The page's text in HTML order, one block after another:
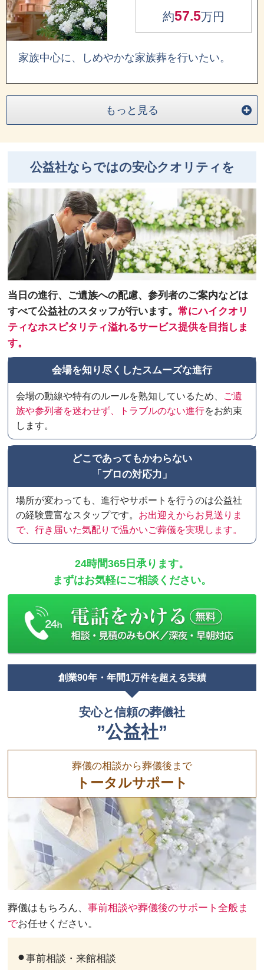
約57.5万円
家族中心に、しめやかな家族葬を行いたい。
もっと見る
公益社ならではの安心クオリティを
当日の進行、ご遺族への配慮、参列者のご案内などは
すべて公益社のスタッフが行います。常にハイクオリ
ティなホスピタリティ溢れるサービス提供を目指しま
す。
会場を知り尽くしたスムーズな進行
会場の動線や特有のルールを熟知しているため、
ご遺
族や参列者を迷わせず、トラブルのない進行をお約束
します。
どこであってもかわらない
「プロの対応力」
場所が変わっても、進行やサポートを行うのは公益社
の経験豊富なスタップです。 お出迎えからお見送りま
で、行き届いた気配りで温かいご葬儀を実現します。
24時間365日承ります。
まずはお気軽にご相談ください。
創業90年・年間1万件を超える実績
安心と信頼の葬儀社
”公益社”
葬儀の相談から葬儀後まで
トータルサポート
葬儀はもちろん、事前相談や葬儀後のサポート全般ま
でお任せください。
事前相談・来館相談